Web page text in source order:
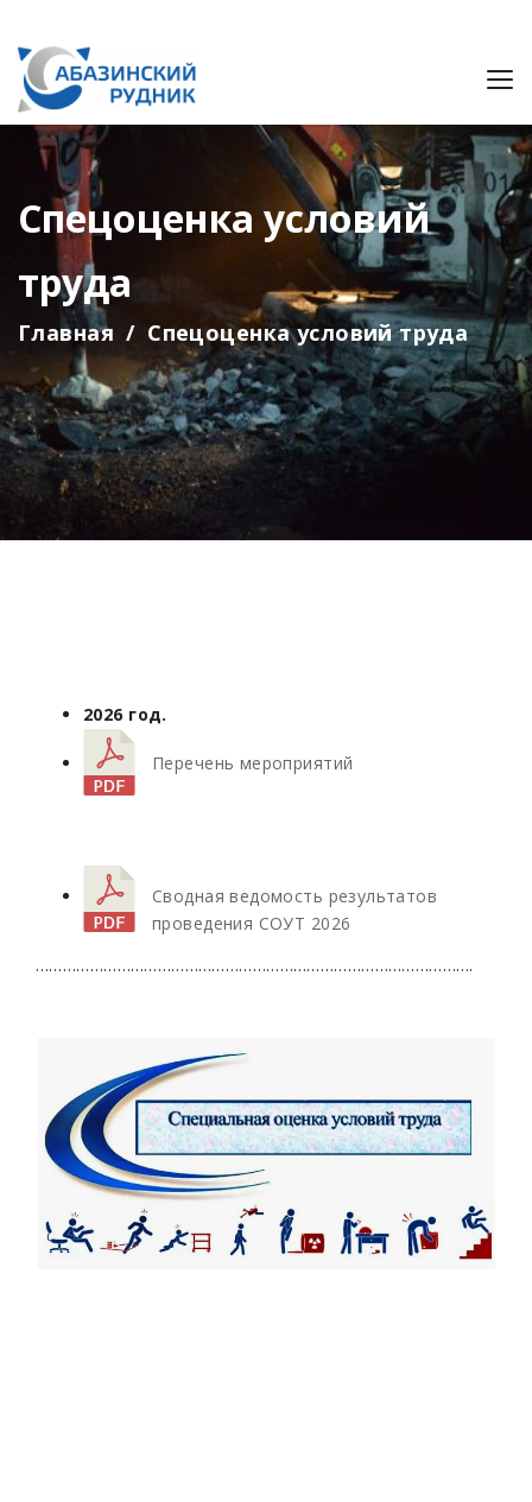
Спецоценка условий
труда
Главная Спецоценка условий труда
2026 год.
Перечень мероприятий
Сводная ведомость результатов
проведения СОУТ 2026
…………………………………………………………………………………….